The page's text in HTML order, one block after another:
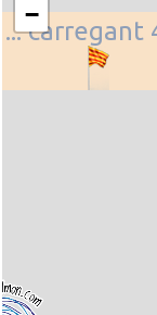
... carregant
−